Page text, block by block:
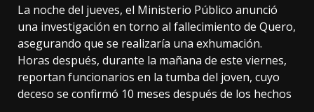
La noche del jueves, el Ministerio Público anunció
una investigación en torno al fallecimiento de Quero,
asegurando que se realizaría una exhumación.
Horas después, durante la mañana de este viernes,
reportan funcionarios en la tumba del joven, cuyo
deceso se confirmó 10 meses después de los hechos